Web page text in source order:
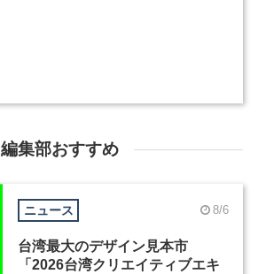
編集部おすすめ
ニュース 8/6
台湾最大のデザイン見本市
「2026台湾クリエイティブエキ